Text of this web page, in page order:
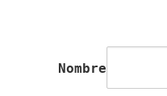
Nombre